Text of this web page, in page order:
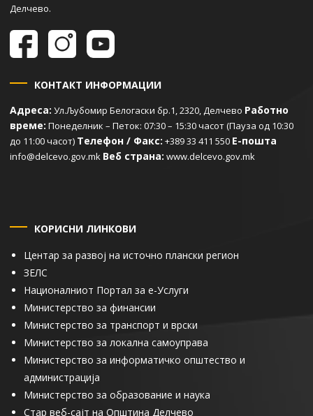
Делчево.
КОНТАКТ ИНФОРМАЦИИ
Адреса: Ул.Љубомир Белогаски бр.1, 2320, Делчево Работно
време: Понеделник – Петок: 07:30 – 15:30 часот (Пауза од 10:30
до 11:00 часот) Телефон / Факс: +389 33 411 550 Е-пошта
info@delcevo.gov.mk Веб страна: www.delcevo.gov.mk
КОРИСНИ ЛИНКОВИ
Центар за развој на источно плански регион
ЗЕЛС
Националниот Портал за е-Услуги
Министерство за финансии
Министерство за транспорт и врски
Министерство за локална самоуправа
Министерство за информатичко општество и
администрација
Министерство за образование и наука
Стар веб-сајт на Општина Делчево